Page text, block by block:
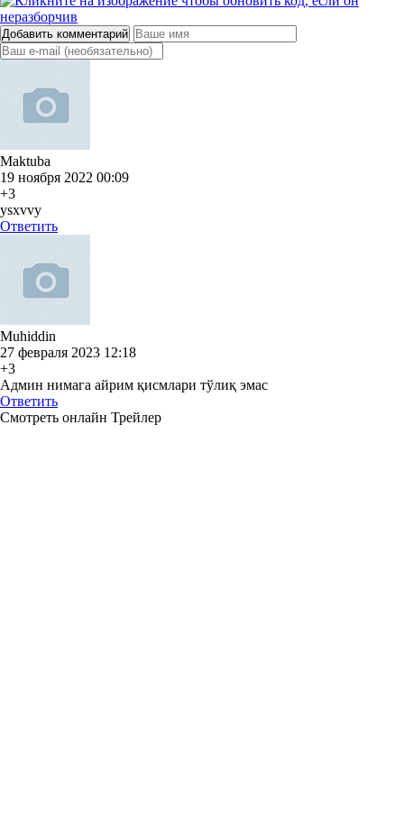
Добавить комментарий
Maktuba
19 ноября 2022 00:09
+3
ysxvvy
Ответить
Muhiddin
27 февраля 2023 12:18
+3
Админ нимага айрим қисмлари тўлиқ эмас
Ответить
Смотреть онлайн Трейлер